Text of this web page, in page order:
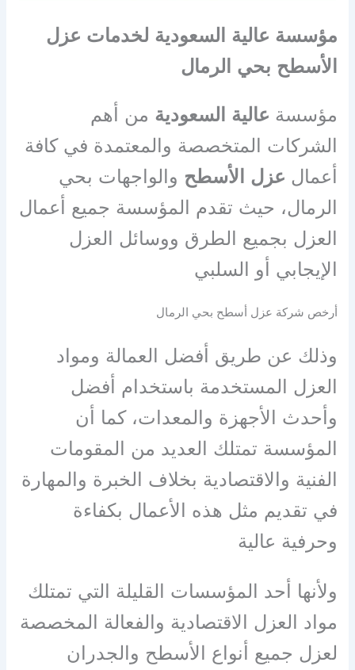
مؤسسة عالية السعودية لخدمات عزل
الأسطح بحي الرمال
مؤسسة عالية السعودية من أهم
الشركات المتخصصة والمعتمدة في كافة
أعمال عزل الأسطح والواجهات بحي
الرمال، حيث تقدم المؤسسة جميع أعمال
العزل بجميع الطرق ووسائل العزل
الإيجابي أو السلبي
أرخص شركة عزل أسطح بحي الرمال
وذلك عن طريق أفضل العمالة ومواد
العزل المستخدمة باستخدام أفضل
وأحدث الأجهزة والمعدات، كما أن
المؤسسة تمتلك العديد من المقومات
الفنية والاقتصادية بخلاف الخبرة والمهارة
في تقديم مثل هذه الأعمال بكفاءة
وحرفية عالية
ولأنها أحد المؤسسات القليلة التي تمتلك
مواد العزل الاقتصادية والفعالة المخصصة
لعزل جميع أنواع الأسطح والجدران